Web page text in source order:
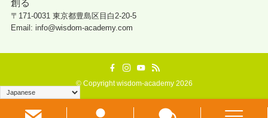
〒171-0031 東京都豊島区目白2-20-5
Email: info@wisdom-academy.com
©Copyright wisdom-academy 2026